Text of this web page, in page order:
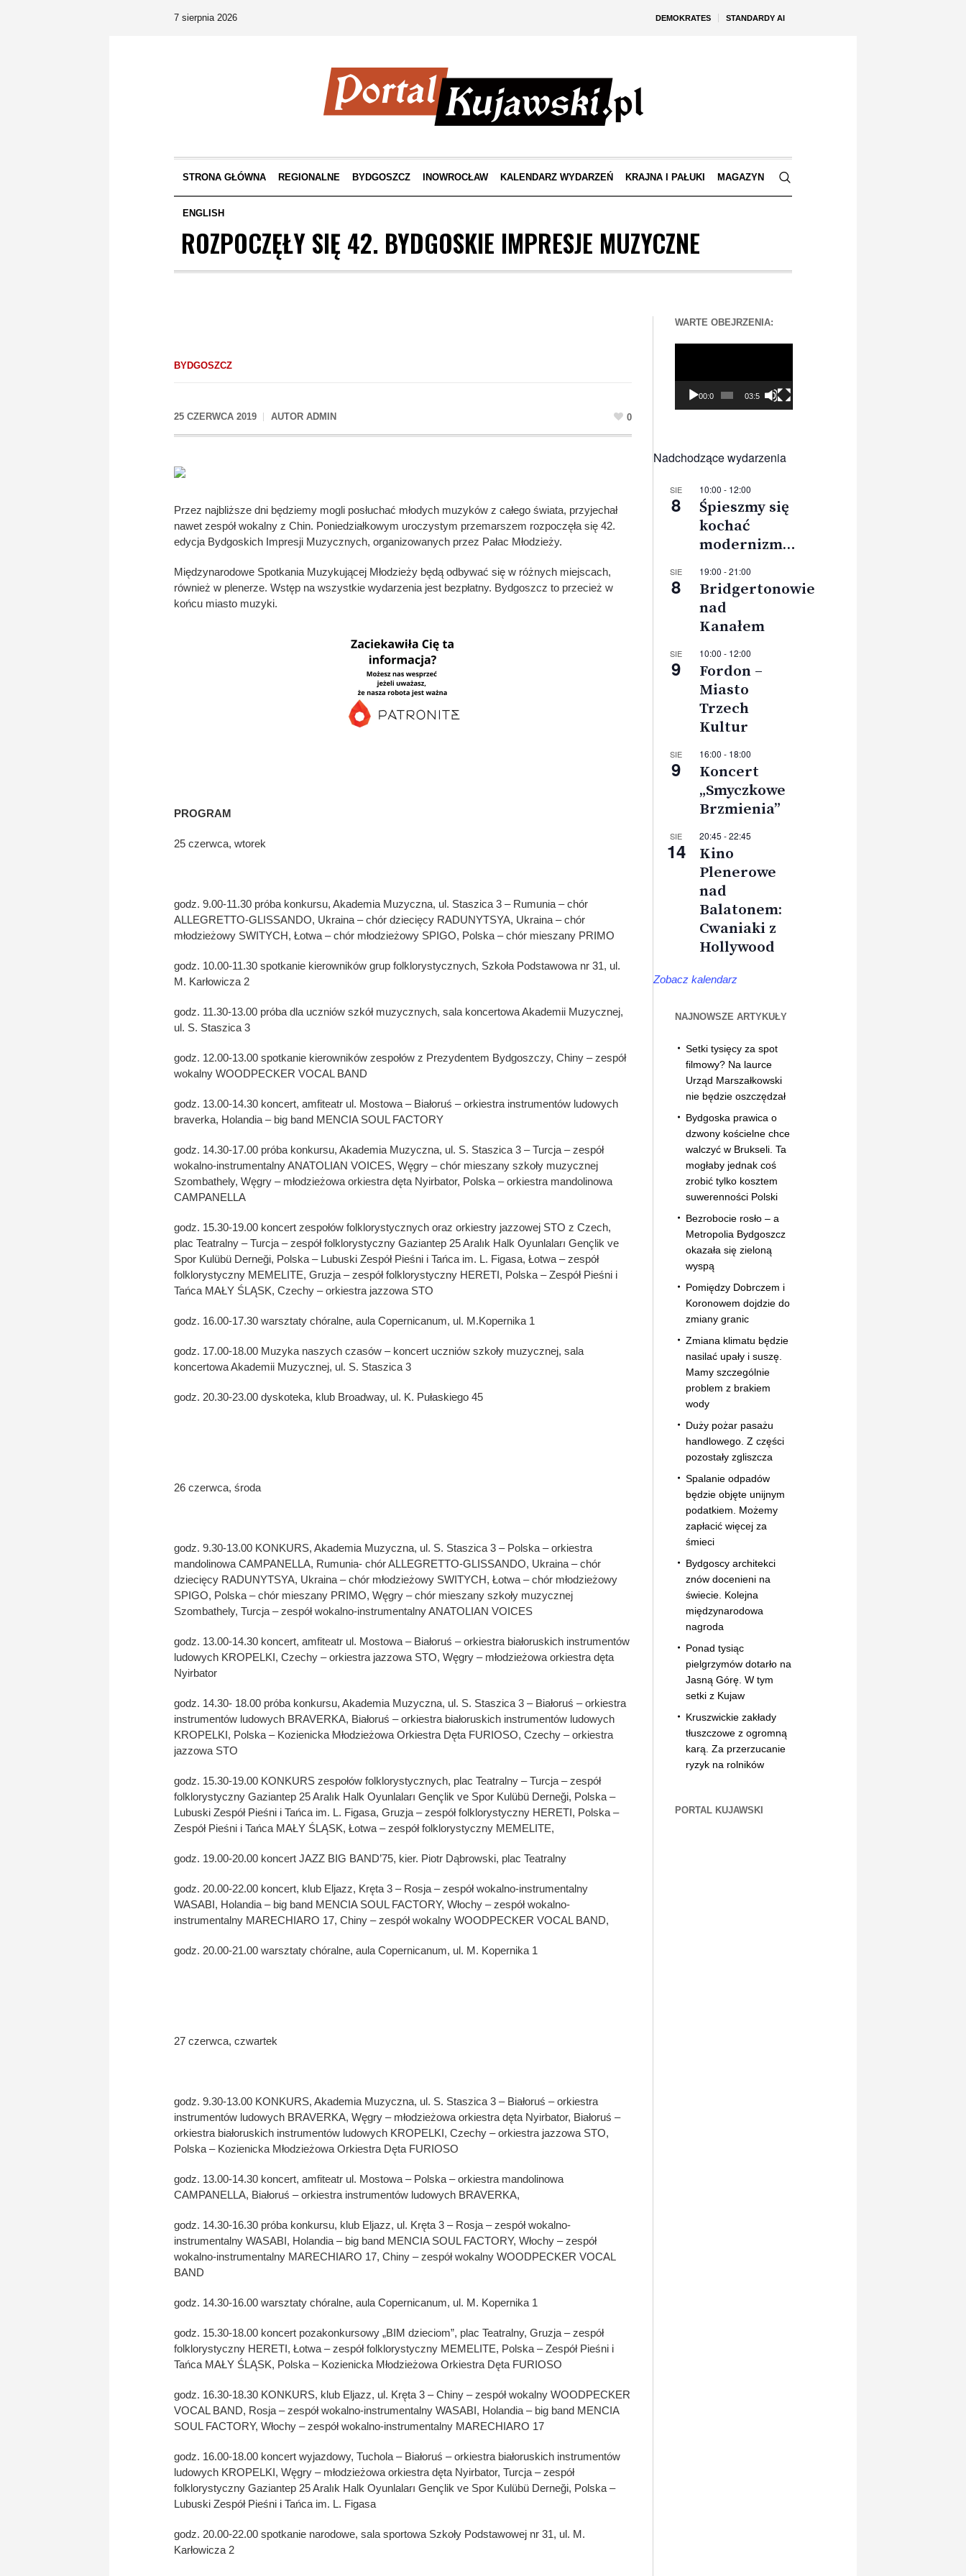
DEMOKRATES STANDARDY AI
7 sierpnia 2026
STRONA GŁÓWNA REGIONALNE BYDGOSZCZ INOWROCŁAW KALENDARZ WYDARZEŃ KRAJNA I PAŁUKI MAGAZYN
ENGLISH
ROZPOCZĘŁY SIĘ 42. BYDGOSKIE IMPRESJE MUZYCZNE
BYDGOSZCZ
25 CZERWCA 2019 AUTOR ADMIN 0
Przez najbliższe dni będziemy mogli posłuchać młodych muzyków z całego świata, przyjechał
nawet zespół wokalny z Chin. Poniedziałkowym uroczystym przemarszem rozpoczęła się 42.
edycja Bydgoskich Impresji Muzycznych, organizowanych przez Pałac Młodzieży.
Międzynarodowe Spotkania Muzykującej Młodzieży będą odbywać się w różnych miejscach,
również w plenerze. Wstęp na wszystkie wydarzenia jest bezpłatny. Bydgoszcz to przecież w
końcu miasto muzyki.
PROGRAM
25 czerwca, wtorek
godz. 9.00-11.30 próba konkursu, Akademia Muzyczna, ul. Staszica 3 – Rumunia – chór
ALLEGRETTO-GLISSANDO, Ukraina – chór dziecięcy RADUNYTSYA, Ukraina – chór
młodzieżowy SWITYCH, Łotwa – chór młodzieżowy SPIGO, Polska – chór mieszany PRIMO
godz. 10.00-11.30 spotkanie kierowników grup folklorystycznych, Szkoła Podstawowa nr 31, ul.
M. Karłowicza 2
godz. 11.30-13.00 próba dla uczniów szkół muzycznych, sala koncertowa Akademii Muzycznej,
ul. S. Staszica 3
godz. 12.00-13.00 spotkanie kierowników zespołów z Prezydentem Bydgoszczy, Chiny – zespół
wokalny WOODPECKER VOCAL BAND
godz. 13.00-14.30 koncert, amfiteatr ul. Mostowa – Białoruś – orkiestra instrumentów ludowych
braverka, Holandia – big band MENCIA SOUL FACTORY
godz. 14.30-17.00 próba konkursu, Akademia Muzyczna, ul. S. Staszica 3 – Turcja – zespół
wokalno-instrumentalny ANATOLIAN VOICES, Węgry – chór mieszany szkoły muzycznej
Szombathely, Węgry – młodzieżowa orkiestra dęta Nyirbator, Polska – orkiestra mandolinowa
CAMPANELLA
godz. 15.30-19.00 koncert zespołów folklorystycznych oraz orkiestry jazzowej STO z Czech,
plac Teatralny – Turcja – zespół folklorystyczny Gaziantep 25 Aralık Halk Oyunlaları Gençlik ve
Spor Kulübü Derneği, Polska – Lubuski Zespół Pieśni i Tańca im. L. Figasa, Łotwa – zespół
folklorystyczny MEMELITE, Gruzja – zespół folklorystyczny HERETI, Polska – Zespół Pieśni i
Tańca MAŁY ŚLĄSK, Czechy – orkiestra jazzowa STO
godz. 16.00-17.30 warsztaty chóralne, aula Copernicanum, ul. M.Kopernika 1
godz. 17.00-18.00 Muzyka naszych czasów – koncert uczniów szkoły muzycznej, sala
koncertowa Akademii Muzycznej, ul. S. Staszica 3
godz. 20.30-23.00 dyskoteka, klub Broadway, ul. K. Pułaskiego 45
26 czerwca, środa
godz. 9.30-13.00 KONKURS, Akademia Muzyczna, ul. S. Staszica 3 – Polska – orkiestra
mandolinowa CAMPANELLA, Rumunia- chór ALLEGRETTO-GLISSANDO, Ukraina – chór
dziecięcy RADUNYTSYA, Ukraina – chór młodzieżowy SWITYCH, Łotwa – chór młodzieżowy
SPIGO, Polska – chór mieszany PRIMO, Węgry – chór mieszany szkoły muzycznej
Szombathely, Turcja – zespół wokalno-instrumentalny ANATOLIAN VOICES
godz. 13.00-14.30 koncert, amfiteatr ul. Mostowa – Białoruś – orkiestra białoruskich instrumentów
ludowych KROPELKI, Czechy – orkiestra jazzowa STO, Węgry – młodzieżowa orkiestra dęta
Nyirbator
godz. 14.30- 18.00 próba konkursu, Akademia Muzyczna, ul. S. Staszica 3 – Białoruś – orkiestra
instrumentów ludowych BRAVERKA, Białoruś – orkiestra białoruskich instrumentów ludowych
KROPELKI, Polska – Kozienicka Młodzieżowa Orkiestra Dęta FURIOSO, Czechy – orkiestra
jazzowa STO
godz. 15.30-19.00 KONKURS zespołów folklorystycznych, plac Teatralny – Turcja – zespół
folklorystyczny Gaziantep 25 Aralık Halk Oyunlaları Gençlik ve Spor Kulübü Derneği, Polska –
Lubuski Zespół Pieśni i Tańca im. L. Figasa, Gruzja – zespół folklorystyczny HERETI, Polska –
Zespół Pieśni i Tańca MAŁY ŚLĄSK, Łotwa – zespół folklorystyczny MEMELITE,
godz. 19.00-20.00 koncert JAZZ BIG BAND’75, kier. Piotr Dąbrowski, plac Teatralny
godz. 20.00-22.00 koncert, klub Eljazz, Kręta 3 – Rosja – zespół wokalno-instrumentalny
WASABI, Holandia – big band MENCIA SOUL FACTORY, Włochy – zespół wokalno-
instrumentalny MARECHIARO 17, Chiny – zespół wokalny WOODPECKER VOCAL BAND,
godz. 20.00-21.00 warsztaty chóralne, aula Copernicanum, ul. M. Kopernika 1
27 czerwca, czwartek
godz. 9.30-13.00 KONKURS, Akademia Muzyczna, ul. S. Staszica 3 – Białoruś – orkiestra
instrumentów ludowych BRAVERKA, Węgry – młodzieżowa orkiestra dęta Nyirbator, Białoruś –
orkiestra białoruskich instrumentów ludowych KROPELKI, Czechy – orkiestra jazzowa STO,
Polska – Kozienicka Młodzieżowa Orkiestra Dęta FURIOSO
godz. 13.00-14.30 koncert, amfiteatr ul. Mostowa – Polska – orkiestra mandolinowa
CAMPANELLA, Białoruś – orkiestra instrumentów ludowych BRAVERKA,
godz. 14.30-16.30 próba konkursu, klub Eljazz, ul. Kręta 3 – Rosja – zespół wokalno-
instrumentalny WASABI, Holandia – big band MENCIA SOUL FACTORY, Włochy – zespół
wokalno-instrumentalny MARECHIARO 17, Chiny – zespół wokalny WOODPECKER VOCAL
BAND
godz. 14.30-16.00 warsztaty chóralne, aula Copernicanum, ul. M. Kopernika 1
godz. 15.30-18.00 koncert pozakonkursowy „BIM dzieciom”, plac Teatralny, Gruzja – zespół
folklorystyczny HERETI, Łotwa – zespół folklorystyczny MEMELITE, Polska – Zespół Pieśni i
Tańca MAŁY ŚLĄSK, Polska – Kozienicka Młodzieżowa Orkiestra Dęta FURIOSO
godz. 16.30-18.30 KONKURS, klub Eljazz, ul. Kręta 3 – Chiny – zespół wokalny WOODPECKER
VOCAL BAND, Rosja – zespół wokalno-instrumentalny WASABI, Holandia – big band MENCIA
SOUL FACTORY, Włochy – zespół wokalno-instrumentalny MARECHIARO 17
godz. 16.00-18.00 koncert wyjazdowy, Tuchola – Białoruś – orkiestra białoruskich instrumentów
ludowych KROPELKI, Węgry – młodzieżowa orkiestra dęta Nyirbator, Turcja – zespół
folklorystyczny Gaziantep 25 Aralık Halk Oyunlaları Gençlik ve Spor Kulübü Derneği, Polska –
Lubuski Zespół Pieśni i Tańca im. L. Figasa
godz. 20.00-22.00 spotkanie narodowe, sala sportowa Szkoły Podstawowej nr 31, ul. M.
Karłowicza 2
WARTE OBEJRZENIA:
00:00 03:56
Nadchodzące wydarzenia
SIE
8
10:00 - 12:00
Śpieszmy się
kochać
modernizm…
SIE
8
19:00 -21:00
Bridgertonowie
nad
Kanałem
SIE
9
10:00 - 12:00
Fordon –
Miasto
Trzech
Kultur
SIE
9
16:00 - 18:00
Koncert
„Smyczkowe
Brzmienia”
SIE
14
20:45 -22:45
Kino
Plenerowe
nad
Balatonem:
Cwaniaki z
Hollywood
Zobacz kalendarz
NAJNOWSZE ARTYKUŁY
Setki tysięcy za spot
filmowy? Na laurce
Urząd Marszałkowski
nie będzie oszczędzał
Bydgoska prawica o
dzwony kościelne chce
walczyć w Brukseli. Ta
mogłaby jednak coś
zrobić tylko kosztem
suwerenności Polski
Bezrobocie rosło – a
Metropolia Bydgoszcz
okazała się zieloną
wyspą
Pomiędzy Dobrczem i
Koronowem dojdzie do
zmiany granic
Zmiana klimatu będzie
nasilać upały i suszę.
Mamy szczególnie
problem z brakiem
wody
Duży pożar pasażu
handlowego. Z części
pozostały zgliszcza
Spalanie odpadów
będzie objęte unijnym
podatkiem. Możemy
zapłacić więcej za
śmieci
Bydgoscy architekci
znów docenieni na
świecie. Kolejna
międzynarodowa
nagroda
Ponad tysiąc
pielgrzymów dotarło na
Jasną Górę. W tym
setki z Kujaw
Kruszwickie zakłady
tłuszczowe z ogromną
karą. Za przerzucanie
ryzyk na rolników
PORTAL KUJAWSKI